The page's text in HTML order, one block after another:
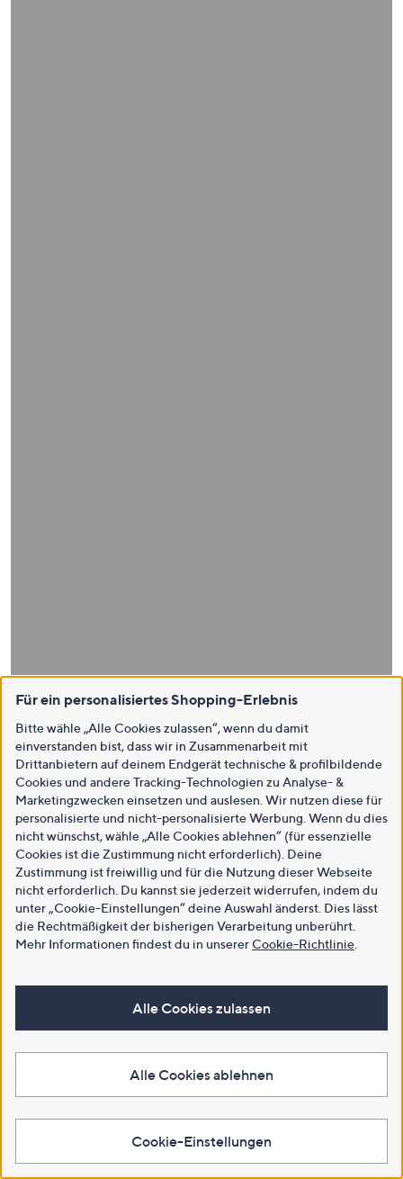
Für ein personalisiertes Shopping-Erlebnis
Bitte wähle „Alle Cookies zulassen“, wenn du damit
einverstanden bist, dass wir in Zusammenarbeit mit
Drittanbietern auf deinem Endgerät technische & profilbildende
Cookies und andere Tracking-Technologien zu Analyse- &
Marketingzwecken einsetzen und auslesen. Wir nutzen diese für
personalisierte und nicht-personalisierte Werbung. Wenn du dies
nicht wünschst, wähle „Alle Cookies ablehnen“ (für essenzielle
Cookies ist die Zustimmung nicht erforderlich). Deine
Zustimmung ist freiwillig und für die Nutzung dieser Webseite
nicht erforderlich. Du kannst sie jederzeit widerrufen, indem du
unter „Cookie-Einstellungen“ deine Auswahl änderst. Dies lässt
die Rechtmäßigkeit der bisherigen Verarbeitung unberührt.
Mehr Informationen findest du in unsererCookie-Richtlinie
Alle Cookies zulassen
Alle Cookies ablehnen
Cookie-Einstellungen